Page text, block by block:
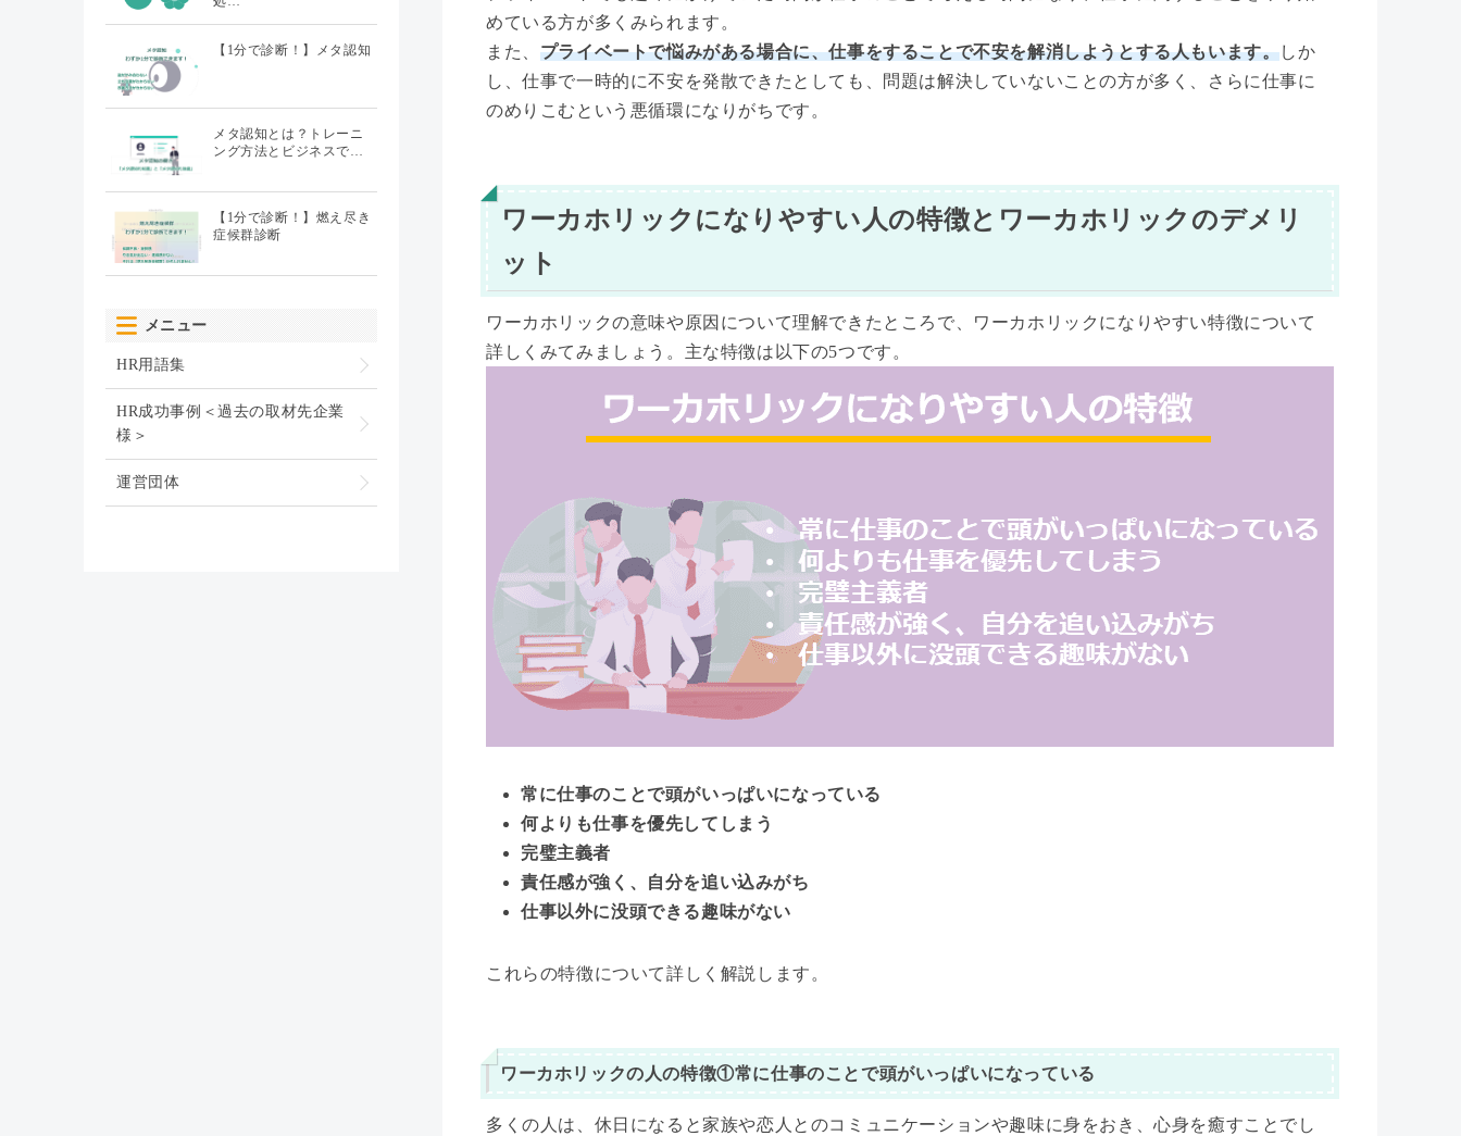
めている方が多くみられます。
また、 プライベートで悩みがある場合に、仕事をすることで不安を解消しようとする人もいます。しか
し、仕事で一時的に不安を発散できたとしても、問題は解決していないことの方が多く、さらに仕事に
のめりこむという悪循環になりがちです。
ワーカホリックになりやすい人の特徴とワーカホリックのデメリ
ット
ワーカホリックの意味や原因について理解できたところで、ワーカホリックになりやすい特徴について
詳しくみてみましょう。主な特徴は以下の5つです。
常に仕事のことで頭がいっぱいになっている
何よりも仕事を優先してしまう
完璧主義者
責任感が強く、自分を追い込みがち
仕事以外に没頭できる趣味がない
これらの特徴について詳しく解説します。
ワーカホリックの人の特徴①常に仕事のことで頭がいっぱいになっている
多くの人は、休日になると家族や恋人とのコミュニケーションや趣味に身をおき、心身を癒すことでし
【1分で診断！】メタ認知
メタ認知とは？トレーニ
ング方法とビジネスで…
【1分で診断！】燃え尽き
症候群診断
メニュー
HR用語集
HR成功事例＜過去の取材先企業
様＞
運営団体